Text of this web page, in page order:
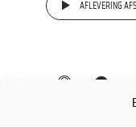
AFLEVERING